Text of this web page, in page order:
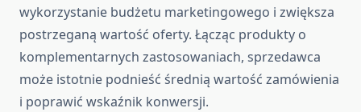
wykorzystanie budżetu marketingowego i zwiększa
postrzeganą wartość oferty. Łącząc produkty o
komplementarnych zastosowaniach, sprzedawca
może istotnie podnieść średnią wartość zamówienia
i poprawić wskaźnik konwersji.